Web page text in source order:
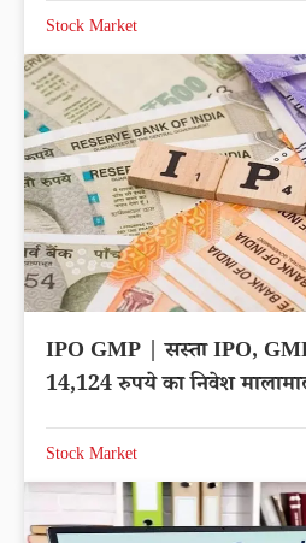
Stock Market
IPO GMP | सस्ता IPO,
14,124 रुपये का निवेश
Stock Market